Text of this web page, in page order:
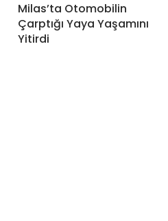
Milas’ta Otomobilin
Çarptığı Yaya Yaşamını
Yitirdi